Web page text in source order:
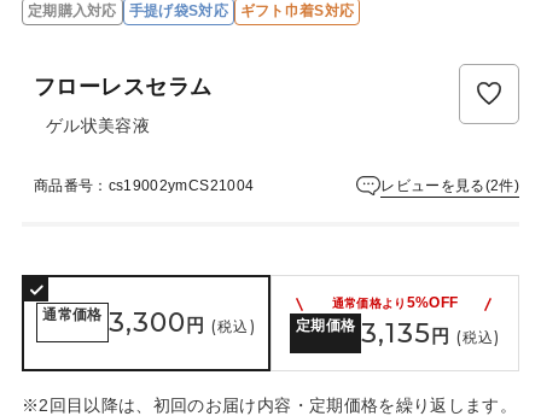
定期購入対応 手提げ袋S対応 ギフト巾着S対応
フローレスセラム
ゲル状美容液
商品番号：cs19002ymCS21004 レビューを見る(2件)
通常価格 3,300 円 (税込)
通常価格より 5%OFF
定期価格 3,135 円 (税込)
※2回目以降は、初回のお届け内容・定期価格を繰り返します。